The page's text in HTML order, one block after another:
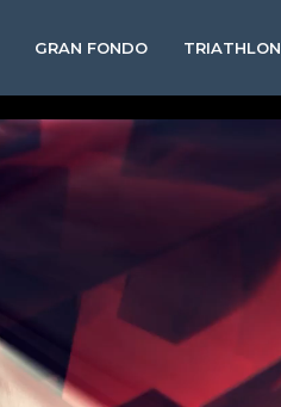
GRAN FONDO TRIATHLON